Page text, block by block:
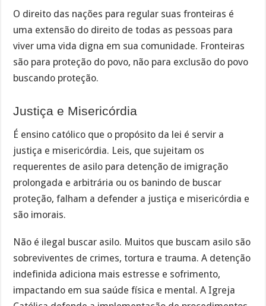
O direito das nações para regular suas fronteiras é
uma extensão do direito de todas as pessoas para
viver uma vida digna em sua comunidade. Fronteiras
são para proteção do povo, não para exclusão do povo
buscando proteção.
Justiça e Misericórdia
É ensino católico que o propósito da lei é servir a
justiça e misericórdia. Leis, que sujeitam os
requerentes de asilo para detenção de imigração
prolongada e arbitrária ou os banindo de buscar
proteção, falham a defender a justiça e misericórdia e
são imorais.
Não é ilegal buscar asilo. Muitos que buscam asilo são
sobreviventes de crimes, tortura e trauma. A detenção
indefinida adiciona mais estresse e sofrimento,
impactando em sua saúde física e mental. A Igreja